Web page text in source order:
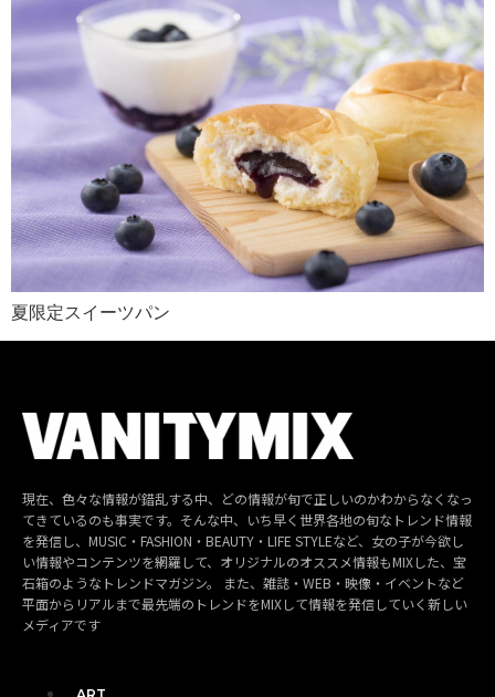
夏限定スイーツパン
現在、色々な情報が錯乱する中、どの情報が旬で正しいのかわからなくなっ
てきているのも事実です。そんな中、いち早く世界各地の旬なトレンド情報
を発信し、MUSIC・FASHION・BEAUTY・LIFE STYLEなど、女の子が今欲し
い情報やコンテンツを網羅して、オリジナルのオススメ情報もMIXした、宝
石箱のようなトレンドマガジン。 また、雑誌・WEB・映像・イベントなど
平面からリアルまで最先端のトレンドをMIXして情報を発信していく新しい
メディアです